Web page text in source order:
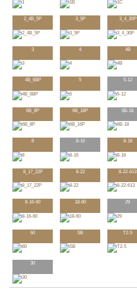
2_4B_5P 3_5P 3_4_30P
3 4 4B
4B_6BP 5 5-12
6B_8P 6B_16P 6B-18
8 8-16 8-18
8_17_22P 8-22 8-22-613
8-16-60 18-60 29
60 SB T2-5
30